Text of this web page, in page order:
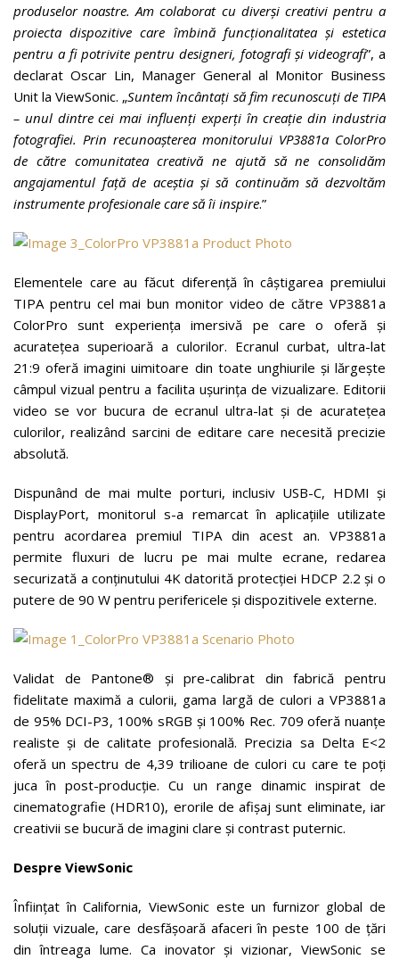
produselor noastre. Am colaborat cu diverși creativi pentru a
proiecta dispozitive care îmbină funcționalitatea și estetica
pentru a fi potrivite pentru designeri, fotografi și videografi”, a
declarat Oscar Lin, Manager General al Monitor Business
Unit la ViewSonic. „Suntem încântați să fim recunoscuți de TIPA
– unul dintre cei mai influenți experți în creație din industria
fotografiei. Prin recunoașterea monitorului VP3881a ColorPro
de către comunitatea creativă ne ajută să ne consolidăm
angajamentul față de aceștia și să continuăm să dezvoltăm
instrumente profesionale care să îi inspire.”
Elementele care au făcut diferență în câștigarea premiului
TIPA pentru cel mai bun monitor video de către VP3881a
ColorPro sunt experiența imersivă pe care o oferă și
acuratețea superioară a culorilor. Ecranul curbat, ultra-lat
21:9 oferă imagini uimitoare din toate unghiurile și lărgește
câmpul vizual pentru a facilita ușurința de vizualizare. Editorii
video se vor bucura de ecranul ultra-lat și de acuratețea
culorilor, realizând sarcini de editare care necesită precizie
absolută.
Dispunând de mai multe porturi, inclusiv USB-C, HDMI și
DisplayPort, monitorul s-a remarcat în aplicațiile utilizate
pentru acordarea premiul TIPA din acest an. VP3881a
permite fluxuri de lucru pe mai multe ecrane, redarea
securizată a conținutului 4K datorită protecției HDCP 2.2 și o
putere de 90 W pentru perifericele și dispozitivele externe.
Validat de Pantone® și pre-calibrat din fabrică pentru
fidelitate maximă a culorii, gama largă de culori a VP3881a
de 95% DCI-P3, 100% sRGB și 100% Rec. 709 oferă nuanțe
realiste și de calitate profesională. Precizia sa Delta E<2
oferă un spectru de 4,39 trilioane de culori cu care te poți
juca în post-producție. Cu un range dinamic inspirat de
cinematografie (HDR10), erorile de afișaj sunt eliminate, iar
creativii se bucură de imagini clare și contrast puternic.
Despre ViewSonic
Înființat în California, ViewSonic este un furnizor global de
soluții vizuale, care desfășoară afaceri în peste 100 de țări
din întreaga lume. Ca inovator și vizionar, ViewSonic se